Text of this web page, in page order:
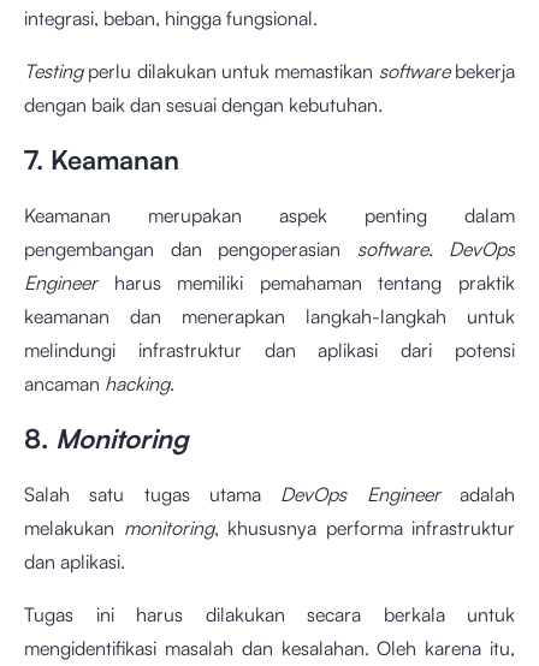
integrasi, beban, hingga fungsional.
Testing perlu dilakukan untuk memastikan softwarebekerja
dengan baik dan sesuai dengan kebutuhan.
7. Keamanan
Keamanan merupakan aspek penting dalam
pengembangan dan pengoperasian software. DevOps
Engineerharus memiliki pemahaman tentang praktik
keamanan dan menerapkan langkah-langkah untuk
melindungi infrastruktur dan aplikasi dari potensi
ancaman hacking.
8. Monitoring
Salah satu tugas utama DevOps Engineeradalah
melakukan monitoring, khususnya performa infrastruktur
dan aplikasi.
Tugas ini harus dilakukan secara berkala untuk
mengidentifikasi masalah dan kesalahan. Oleh karena itu,